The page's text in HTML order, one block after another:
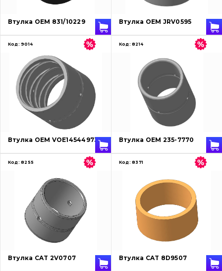
Втулка OEM 831/10229 Втулка OEM JRV0595
Код: 9014
Втулка OEM VOE14544973
Код: 8214
Втулка OEM 235-7770
Код: 8255
Втулка CAT 2V0707
Код: 8371
Втулка CAT 8D9507